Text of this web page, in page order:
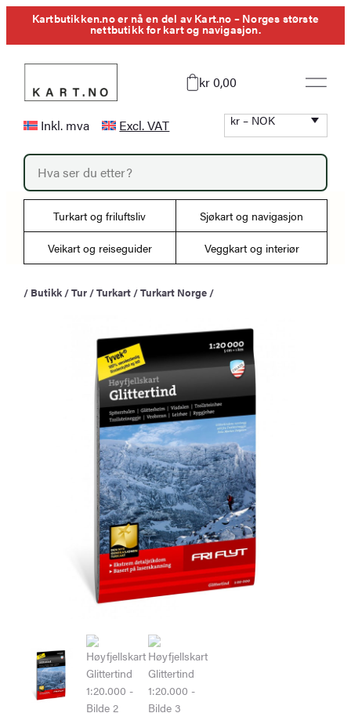
HoppKartbutikken.no er nå en del av Kart.no – Norges største
nettbutikk for kart og navigasjon.
kr 0,00
Inkl. mva Excl. VAT kr – NOK
P
o
d
t
r
Turkart og friluftsliv Sjøkart og navigasjon
Veikart og reiseguider Veggkart og interiør
/ Butikk /Tur /Turkart /Turkart Norge /